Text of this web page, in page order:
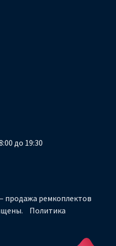
до 19:30
ремкоплектов
Политика